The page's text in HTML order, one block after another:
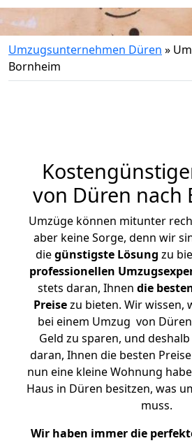
Umzugsunternehmen Düren »
Bornheim
von Düren nach
Umzüge können mitunter
aber keine Sorge, denn wir
diegünstigste Lösung zu
professionellen
stets daran, Ihnen die
Preisezu bieten. Wir wissen,
bei einem Umzug von
Geld zu sparen, und
daran, Ihnen die besten
nun eine kleine Wohnung
Haus in Düren besitzen, was
muss.
Wir haben immer die